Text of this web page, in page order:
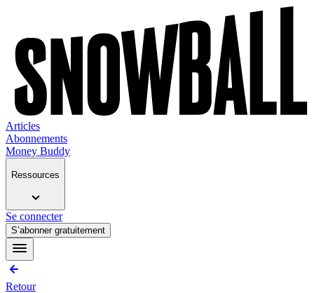
Articles
Abonnements
Money Buddy
Ressources
Se connecter
S’abonner gratuitement
Retour